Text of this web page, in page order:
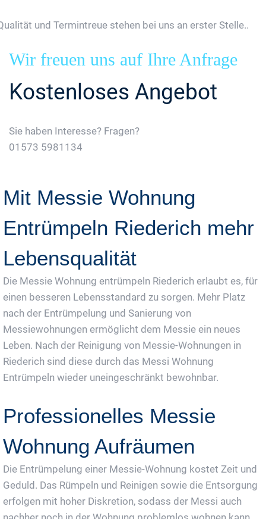
und Termintreue stehen bei uns an erster Stelle..
Wir freuen uns auf Ihre Anfrage
Kostenloses Angebot
Sie haben Interesse? Fragen?
01573 5981134
Mit Messie Wohnung
Entrümpeln Riederich mehr
Lebensqualität
Die Messie Wohnung entrümpeln Riederich erlaubt es, für
einen besseren Lebensstandard zu sorgen. Mehr Platz
nach der Entrümpelung und Sanierung von
Messiewohnungen ermöglicht dem Messie ein neues
Leben. Nach der Reinigung von Messie-Wohnungen in
Riederich sind diese durch das Messi Wohnung
Entrümpeln wieder uneingeschränkt bewohnbar.
Professionelles Messie
Wohnung Aufräumen
Die Entrümpelung einer Messie-Wohnung kostet Zeit und
Geduld. Das Rümpeln und Reinigen sowie die Entsorgung
erfolgen mit hoher Diskretion, sodass der Messi auch